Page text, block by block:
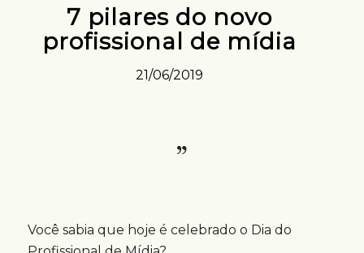
7 pilares do novo
profissional de mídia
21/06/2019
Você sabia que hoje é celebrado o Dia do